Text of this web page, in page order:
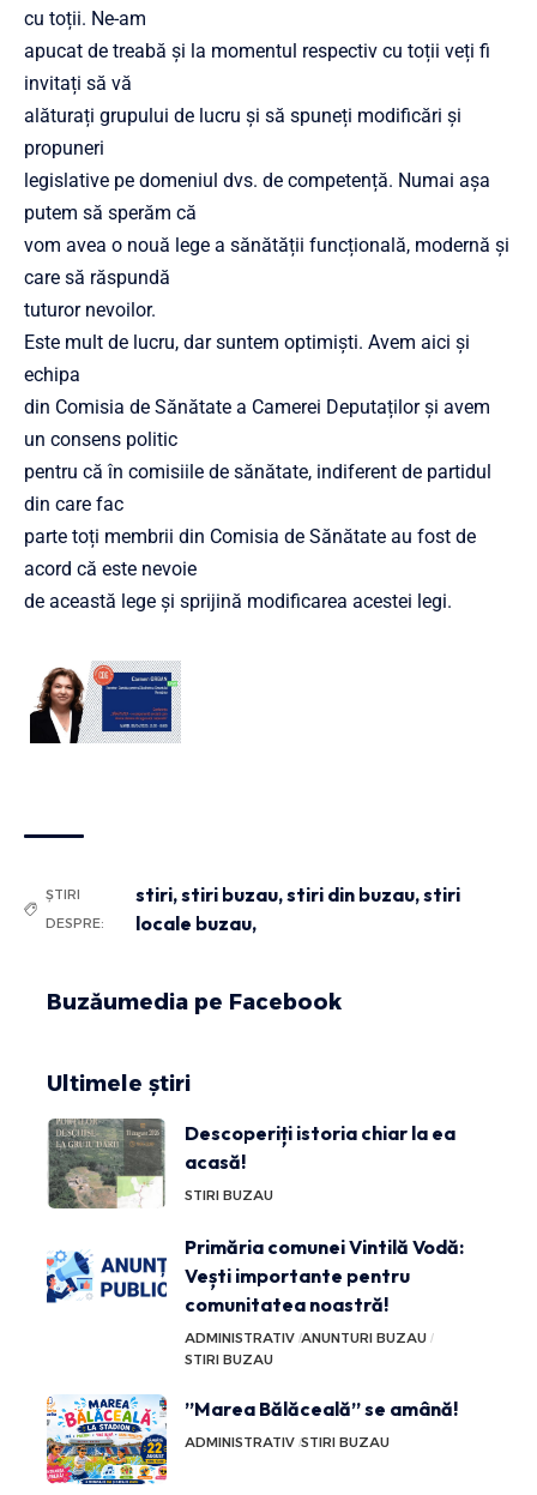
cu toții. Ne-am
apucat de treabă și la momentul respectiv cu toții veți fi
invitați să vă
alăturați grupului de lucru și să spuneți modificări și
propuneri
legislative pe domeniul dvs. de competență. Numai așa
putem să sperăm că
vom avea o nouă lege a sănătății funcțională, modernă și
care să răspundă
tuturor nevoilor.
Este mult de lucru, dar suntem optimiști. Avem aici și
echipa
din Comisia de Sănătate a Camerei Deputaților și avem
un consens politic
pentru că în comisiile de sănătate, indiferent de partidul
din care fac
parte toți membrii din Comisia de Sănătate au fost de
acord că este nevoie
de această lege și sprijină modificarea acestei legi.
ȘTIRI
DESPRE:
stiri,stiri buzau,stiri din buzau,stiri
locale buzau,
Buzăumedia pe Facebook
Ultimele știri
Descoperiți istoria chiar la ea
acasă!
STIRI BUZAU
Primăria comunei Vintilă Vodă:
Vești importante pentru
comunitatea noastră!
ADMINISTRATIV ANUNTURI BUZAU
STIRI BUZAU
”Marea Bălăceală” se amână!
ADMINISTRATIV STIRI BUZAU